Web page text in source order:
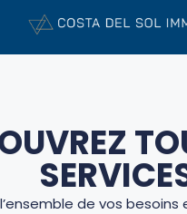
de vos